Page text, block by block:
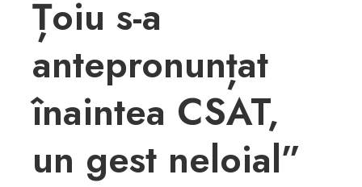
Țoiu s-a
antepronunțat
înaintea CSAT,
un gest neloial”